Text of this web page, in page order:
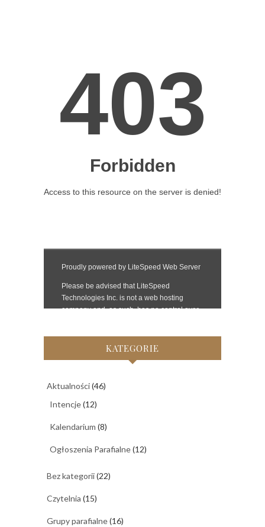
KATEGORIE
Aktualności(46)
Intencje(12)
Kalendarium (8)
Ogłoszenia Parafialne(12)
Bez kategorii(22)
Czytelnia (15)
Grupy parafialne(16)